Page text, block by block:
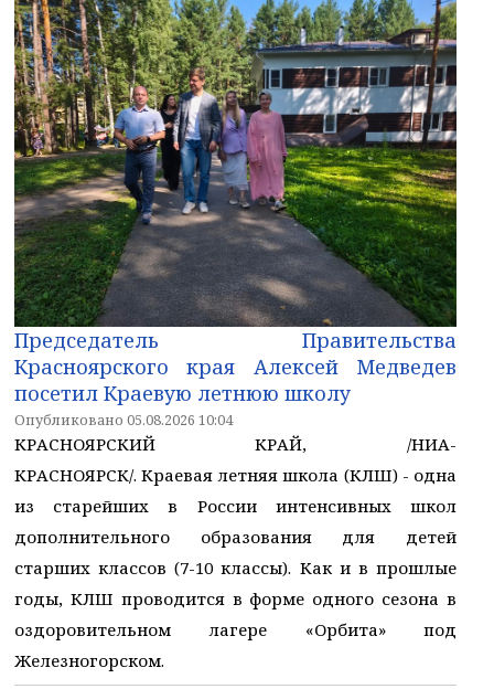
Председатель Правительства
Красноярского края Алексей Медведев
посетил Краевую летнюю школу
Опубликовано 05.08.2026 10:04
КРАСНОЯРСКИЙ КРАЙ, /НИА-
КРАСНОЯРСК/. Краевая летняя школа (КЛШ) - одна
из старейших в России интенсивных школ
дополнительного образования для детей
старших классов (7-10 классы). Как и в прошлые
годы, КЛШ проводится в форме одного сезона в
оздоровительном лагере «Орбита» под
Железногорском.